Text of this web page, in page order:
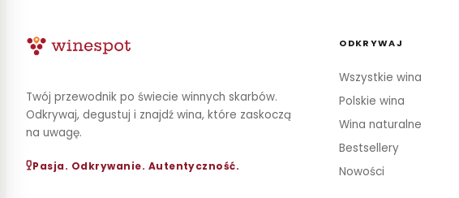
Twój przewodnik po świecie winnych skarbów.
Odkrywaj, degustuj i znajdź wina, które zaskoczą
na uwagę.
Pasja. Odkrywanie. Autentyczność.
ODKRYWAJ
Wszystkie wina
Polskie wina
Wina naturalne
Bestsellery
Nowości